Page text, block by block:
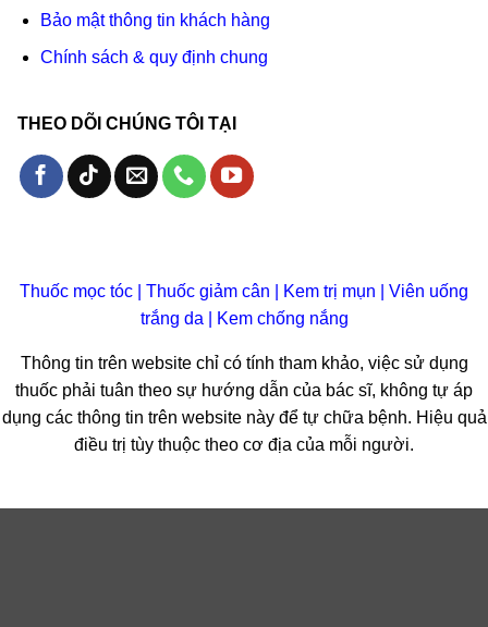
Bảo mật thông tin khách hàng
Chính sách & quy định chung
THEO DÕI CHÚNG TÔI TẠI
Thuốc mọc tóc Thuốc giảm cân Kem trị mụn
Viên uống
trắng da
Kem chống nắng
Thông tin trên website chỉ có tính tham khảo, việc sử dụng
thuốc phải tuân theo sự hướng dẫn của bác sĩ, không tự áp
dụng các thông tin trên website này để tự chữa bệnh. Hiệu quả
điều trị tùy thuộc theo cơ địa của mỗi người.